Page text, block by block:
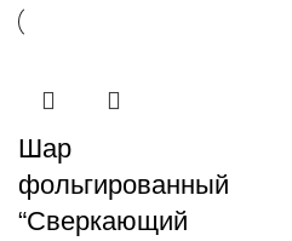
Шар
фольгированный
“Сверкающий